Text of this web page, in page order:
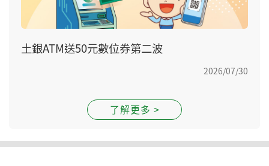
土銀ATM送50元數位券第二波
2026/07/30
了解更多 >